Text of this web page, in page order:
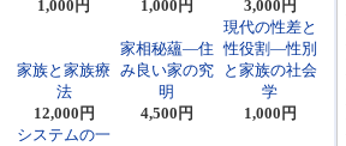
1,000円
1,000円
3,000円
家族と家族療
法
12,000円
家相秘蘊―住
み良い家の究
明
4,500円
現代の性差と
性役割―性別
と家族の社会
学
1,000円
システムの一